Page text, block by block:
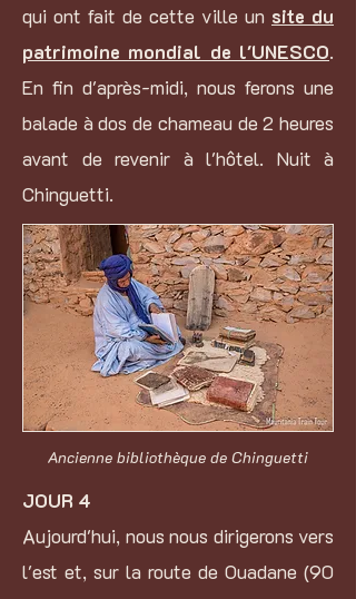
qui ont fait de cette ville un site du
patrimoine mondial de l'UNESCO.
En fin d'après-midi, nous ferons une
balade à dos de chameau de 2 heures
avant de revenir à l'hôtel. Nuit à
Chinguetti.
Ancienne bibliothèque de Chinguetti
JOUR 4
Aujourd'hui, nous nous dirigerons vers
l'est et, sur la route de Ouadane (90